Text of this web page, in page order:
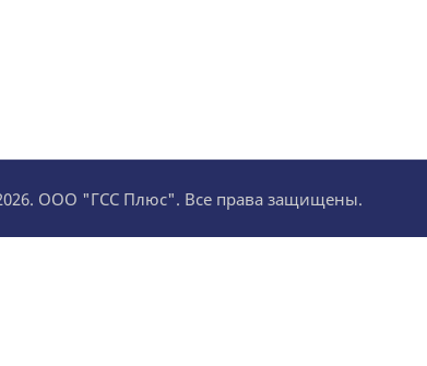
ООО "ГСС Плюс". Все права защищены.